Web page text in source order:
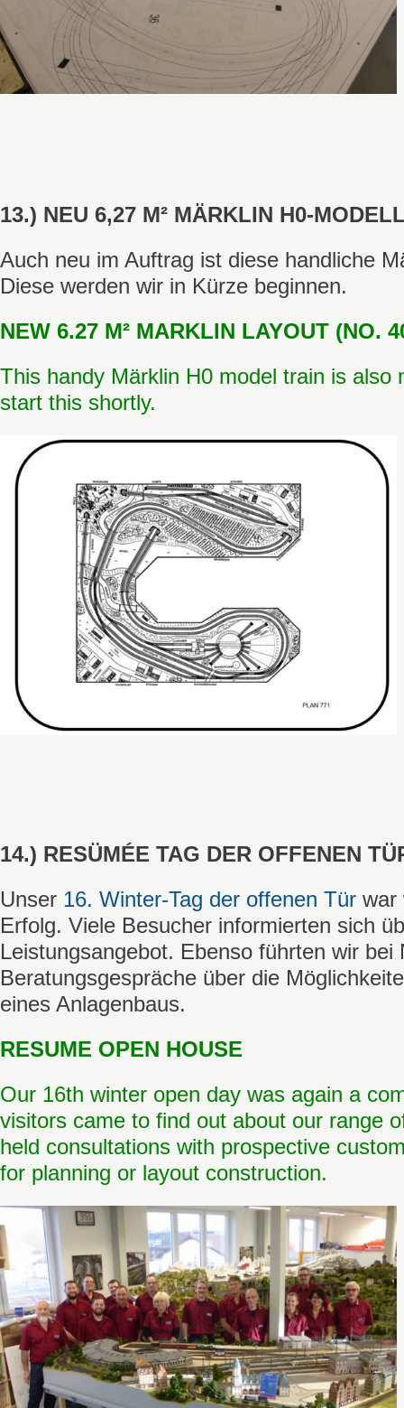
13.) NEU 6,27 M² MÄRKLIN H0-
Auch neu im Auftrag ist diese handliche
Diese werden wir in Kürze beginnen.
NEW 6.27 M² MARKLIN LAYOUT (NO.
This handy Märklin H0 model train is also
start this shortly.
14.) RESÜMÉE TAG DER OFFENEN
Unser 16. Winter-Tag der offenen Tür war
Erfolg. Viele Besucher informierten sich
Leistungsangebot. Ebenso führten wir bei
Beratungsgespräche über die
eines Anlagenbaus.
RESUME OPEN HOUSE
Our 16th winter open day was again a
visitors came to find out about our range
held consultations with prospective
for planning or layout construction.